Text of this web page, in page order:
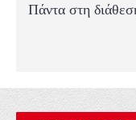
Πάντα στη